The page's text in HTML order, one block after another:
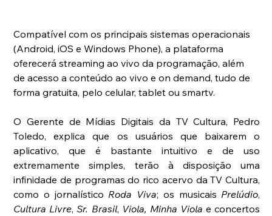
Compatível com os principais sistemas operacionais
(Android, iOS e Windows Phone), a plataforma
oferecerá streaming ao vivo da programação, além
de acesso a conteúdo ao vivo e on demand, tudo de
forma gratuita, pelo celular, tablet ou smartv.
O Gerente de Mídias Digitais da TV Cultura, Pedro
Toledo, explica que os usuários que baixarem o
aplicativo, que é bastante intuitivo e de uso
extremamente simples, terão à disposição uma
infinidade de programas do rico acervo da TV Cultura,
como o jornalístico Roda Viva; os musicais Prelúdio
Cultura Livre, Sr. Brasil, Viola, Minha Viola e concertos